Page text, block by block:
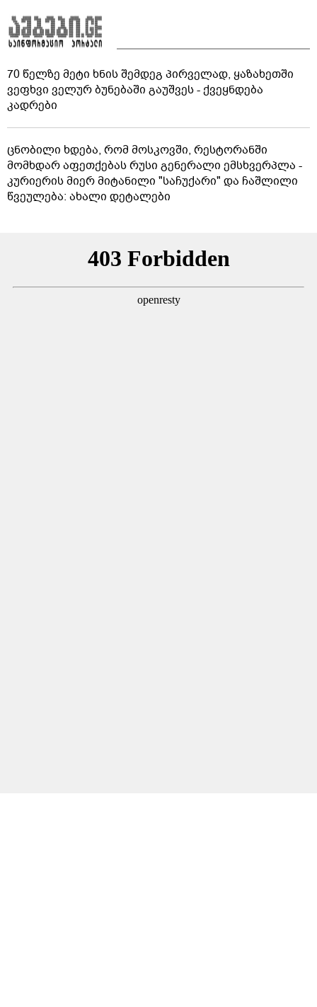
70 წელზე მეტი ხნის შემდეგ პირველად, ყაზახეთში
ვეფხვი ველურ ბუნებაში გაუშვეს - ქვეყნდება
კადრები
ცნობილი ხდება, რომ მოსკოვში, რესტორანში
მომხდარ აფეთქებას რუსი გენერალი ემსხვერპლა -
კურიერის მიერ მიტანილი "საჩუქარი" და ჩაშლილი
წვეულება: ახალი დეტალები